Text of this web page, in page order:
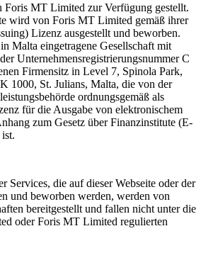
MT Limited zur Verfügung gestellt.
wird von Foris MT Limited gemäß ihrer
Lizenz ausgestellt und beworben.
Malta eingetragene Gesellschaft mit
Unternehmensregistrierungsnummer C
Firmensitz in Level 7, Spinola Park,
1000, St. Julians, Malta, die von der
ordnungsgemäß als
für die Ausgabe von elektronischem
zum Gesetz über Finanzinstitute (E-
Services, die auf dieser Webseite oder der
und beworben werden, werden von
bereitgestellt und fallen nicht unter die
oder Foris MT Limited regulierten